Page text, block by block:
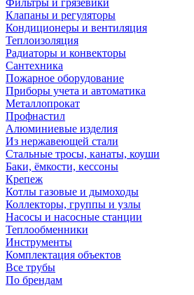
Фильтры и грязевики
Клапаны и регуляторы
Кондиционеры и вентиляция
Теплоизоляция
Радиаторы и конвекторы
Сантехника
Пожарное оборудование
Приборы учета и автоматика
Металлопрокат
Профнастил
Алюминиевые изделия
Из нержавеющей стали
Стальные тросы, канаты, коуши
Баки, ёмкости, кессоны
Крепеж
Котлы газовые и дымоходы
Коллекторы, группы и узлы
Насосы и насосные станции
Теплообменники
Инструменты
Комплектация объектов
Все трубы
По брендам